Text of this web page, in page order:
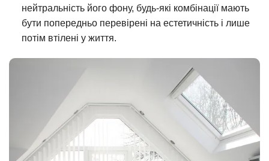
нейтральність його фону, будь-які комбінації мають
бути попередньо перевірені на естетичність і лише
потім втілені у життя.